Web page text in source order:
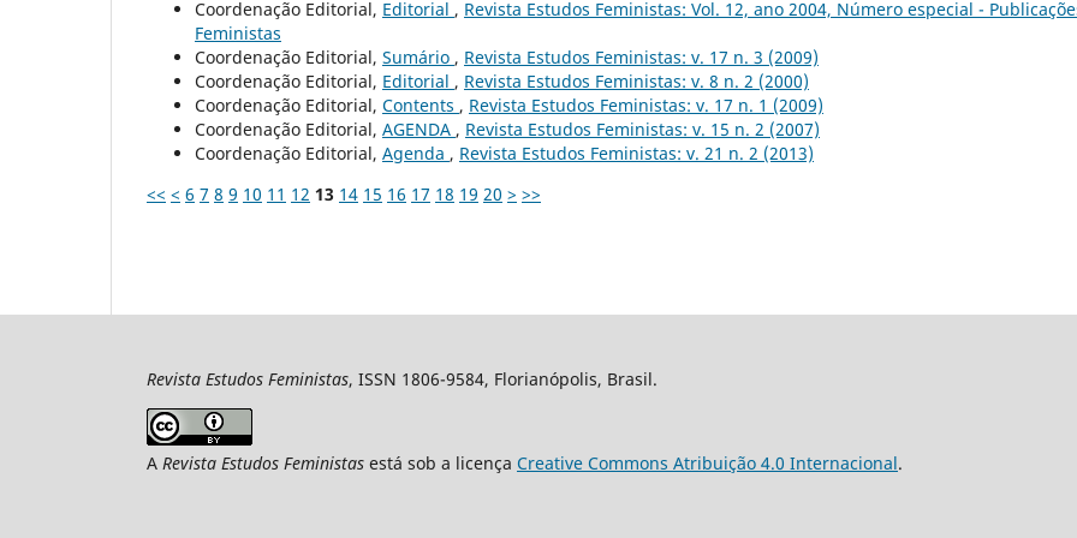
Coordenação Editorial, Editorial , Revista Estudos Feministas: Vol. 12, ano 2004, Número especial -
Feministas
Coordenação Editorial, Sumário , Revista Estudos Feministas: v. 17 n. 3 (2009)
Coordenação Editorial, Editorial , Revista Estudos Feministas: v. 8 n. 2 (2000)
Coordenação Editorial, Contents , Revista Estudos Feministas: v. 17 n. 1 (2009)
Coordenação Editorial, AGENDA , Revista Estudos Feministas: v. 15 n. 2 (2007)
Coordenação Editorial, Agenda , Revista Estudos Feministas: v. 21 n. 2 (2013)
<< < 6 7 8 9 10 11 12 13 14 15 16 17 18 19 20 > >>
Revista Estudos Feministas, ISSN 1806-9584, Florianópolis, Brasil.
A Revista Estudos Feministas está sob a licença Creative Commons Atribuição 4.0 Internacional.